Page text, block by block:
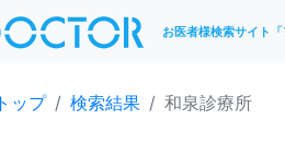
お医者様検索サイト「
トップ 検索結果 和泉診療所